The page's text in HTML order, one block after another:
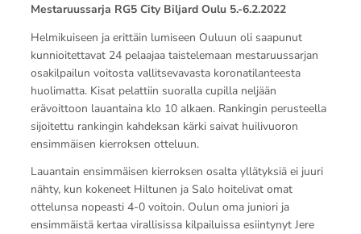
Mestaruussarja RG5 City Biljard Oulu 5.-6.2.2022
Helmikuiseen ja erittäin lumiseen Ouluun oli saapunut
kunnioitettavat 24 pelaajaa taistelemaan mestaruussarjan
osakilpailun voitosta vallitsevavasta koronatilanteesta
huolimatta. Kisat pelattiin suoralla cupilla neljään
erävoittoon lauantaina klo 10 alkaen. Rankingin perusteella
sijoitettu rankingin kahdeksan kärki saivat huilivuoron
ensimmäisen kierroksen otteluun.
Lauantain ensimmäisen kierroksen osalta yllätyksiä ei juuri
nähty, kun kokeneet Hiltunen ja Salo hoitelivat omat
ottelunsa nopeasti 4-0 voitoin. Oulun oma juniori ja
ensimmäistä kertaa virallisissa kilpailuissa esiintynyt Jere